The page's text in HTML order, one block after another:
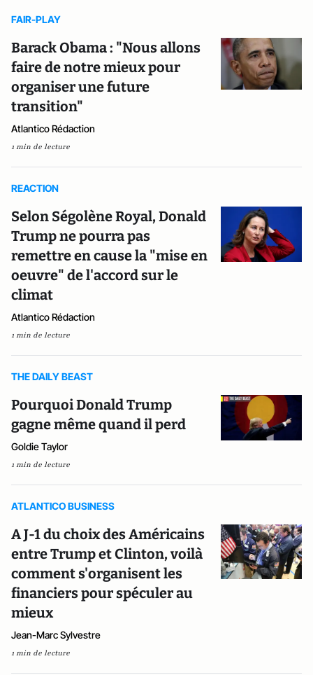
FAIR-PLAY
Barack Obama : "Nous allons
faire de notre mieux pour
organiser une future
transition"
Atlantico Rédaction
1 min de lecture
REACTION
Selon Ségolène Royal, Donald
Trump ne pourra pas
remettre en cause la "mise en
oeuvre" de l'accord sur le
climat
Atlantico Rédaction
1 min de lecture
THE DAILY BEAST
Pourquoi Donald Trump
gagne même quand il perd
Goldie Taylor
1 min de lecture
ATLANTICO BUSINESS
A J-1 du choix des Américains
entre Trump et Clinton, voilà
comment s'organisent les
financiers pour spéculer au
mieux
Jean-Marc Sylvestre
1 min de lecture